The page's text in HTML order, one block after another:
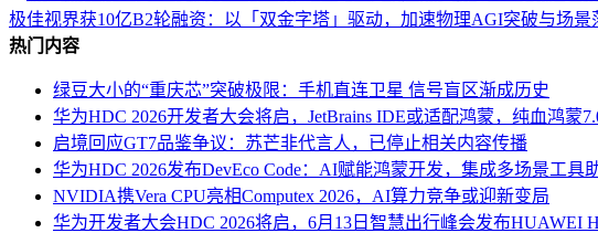
极佳视界获10亿B2轮融资：以「双金字塔」驱动，加速物理AGI突破与场景
热门内容
绿豆大小的“重庆芯”突破极限：手机直连卫星 信号盲区渐成历史
华为HDC 2026开发者大会将启，JetBrains IDE或适配鸿蒙，纯血鸿蒙
启境回应GT7品鉴争议：苏芒非代言人，已停止相关内容传播
华为HDC 2026发布DevEco Code：AI赋能鸿蒙开发，集成多场景工具
NVIDIA携Vera CPU亮相Computex 2026，AI算力竞争或迎新变局
华为开发者大会HDC 2026将启，6月13日智慧出行峰会发布HUAWEI